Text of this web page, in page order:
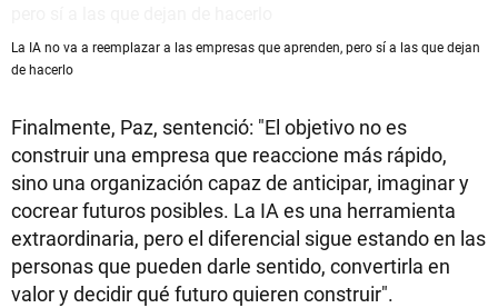
La IA no va a reemplazar a las empresas que aprenden, pero sí a las que dejan
de hacerlo
Finalmente, Paz, sentenció: "El objetivo no es
construir una empresa que reaccione más rápido,
sino una organización capaz de anticipar, imaginar y
cocrear futuros posibles. La IA es una herramienta
extraordinaria, pero el diferencial sigue estando en las
personas que pueden darle sentido, convertirla en
valor y decidir qué futuro quieren construir".